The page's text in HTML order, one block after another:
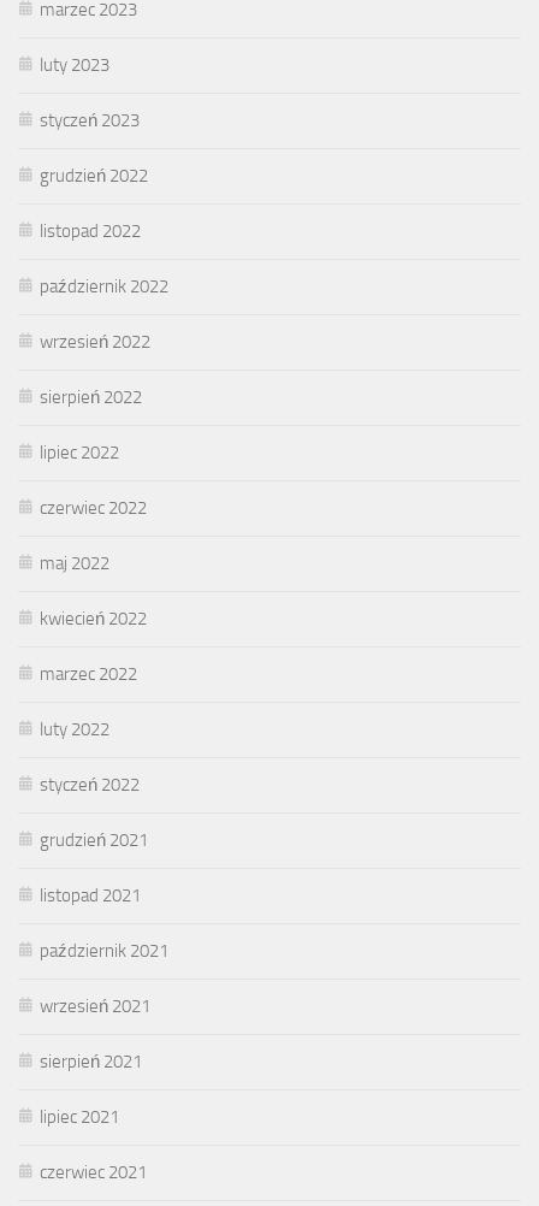
marzec 2023
luty 2023
styczeń 2023
grudzień 2022
listopad 2022
październik 2022
wrzesień 2022
sierpień 2022
lipiec 2022
czerwiec 2022
maj 2022
kwiecień 2022
marzec 2022
luty 2022
styczeń 2022
grudzień 2021
listopad 2021
październik 2021
wrzesień 2021
sierpień 2021
lipiec 2021
czerwiec 2021